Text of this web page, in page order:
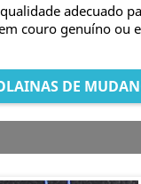
adecuado
couro genuíno ou
DE